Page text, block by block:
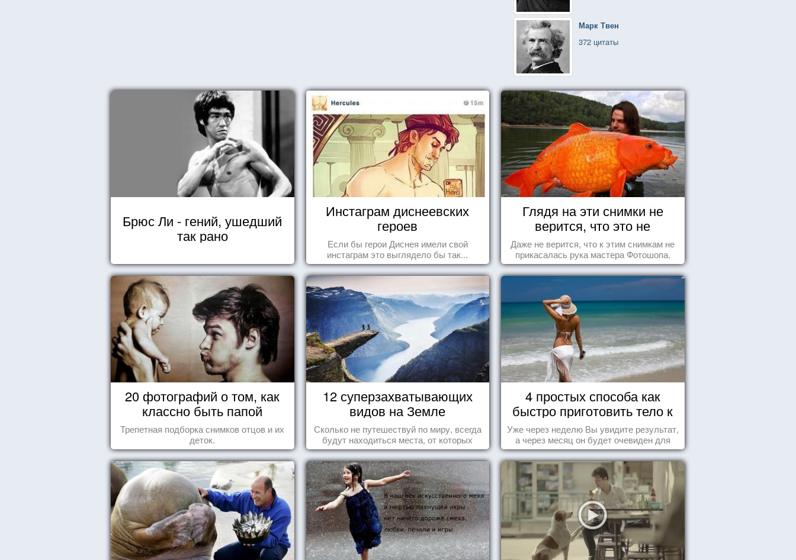
Марк Твен
372 цитаты
Брюс Ли - гений, ушедший
так рано
Инстаграм диснеевских
героев
Если бы герои Диснея имели свой
инстаграм это выглядело бы так...
Глядя на эти снимки не
верится, что это не
Фотошоп!
Даже не верится, что к этим снимкам не
прикасалась рука мастера Фотошопа.
20 фотографий о том, как
классно быть папой
Трепетная подборка снимков отцов и их
деток.
12 суперзахватывающих
видов на Земле
Сколько не путешествуй по миру, всегда
будут находиться места, от которых
перехватывает дух и кружится голова...
4 простых способа как
быстро приготовить тело к
морю
Уже через неделю Вы увидите результат,
а через месяц он будет очевиден для
всех!